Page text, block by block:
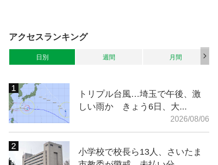
アクセスランキング
日別 週間 月間
トリプル台風…埼玉で午後、激
しい雨か きょう6日、大...
2026/08/06
小学校で校長ら13人、さいたま